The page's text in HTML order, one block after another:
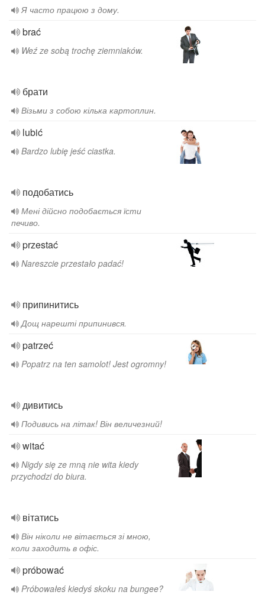
Я часто працюю з дому.
brać
Weź ze sobą trochę ziemniaków.
брати
Візьми з собою кілька картоплин.
lubić
Bardzo lubię jeść ciastka.
подобатись
Мені дійсно подобається їсти
печиво.
przestać
Nareszcie przestało padać!
припинитись
Дощ нарешті припинився.
patrzeć
Popatrz na ten samolot! Jest ogromny!
дивитись
Подивись на літак! Він величезний!
witać
Nigdy się ze mną nie wita kiedy
przychodzi do biura.
вітатись
Він ніколи не вітається зі мною,
коли заходить в офіс.
próbować
Próbowałeś kiedyś skoku na bungee?